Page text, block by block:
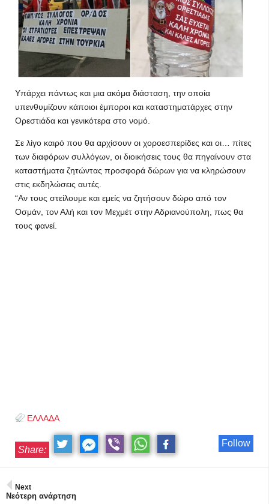
Υπάρχει πάντως και μια ακόμα διάσταση, την οποία
υπενθυμίζουν κάποιοι έμποροι και καταστηματάρχες στην
Ορεστιάδα και γενικότερα στο νομό.
Σε λίγο καιρό που θα αρχίσουν οι χοροεσπερίδες και οι… πίτες
των διαφόρων συλλόγων, οι διοικήσεις τους θα πηγαίνουν στα
καταστήματα ζητώντας προσφορά δώρων για να κληρώσουν
στις εκδηλώσεις αυτές.
“Αν τους στείλουμε και εμείς να ζητήσουν δώρο από τον
Οσμάν, τον Αλή και τον Μεχμέτ στην Αδριανούπολη, πως θα
τους φανεί.
ΕΛΛΑΔΑ
Follow
Share:
Next
Νεότερη ανάρτηση